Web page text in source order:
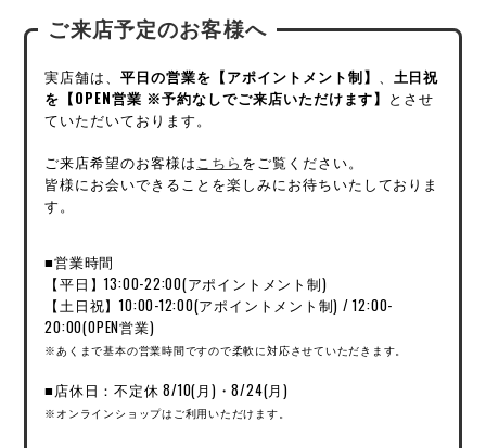
ご来店予定のお客様へ
実店舗は、平日の営業を【アポイントメント制】 、 土日祝
を【OPEN営業 ※予約なしでご来店いただけます】 とさせ
ていただいております。
ご来店希望のお客様はこちら をご覧ください。
皆様にお会いできることを楽しみにお待ちいたしておりま
す。
■営業時間
【平日】13:00-22:00(アポイントメント制)
【土日祝】10:00-12:00(アポイントメント制) / 12:00-
20:00(OPEN営業)
※あくまで基本の営業時間ですので柔軟に対応させていただきます。
■店休日：不定休 8/10(月)・8/24(月)
※オンラインショップはご利用いただけます。